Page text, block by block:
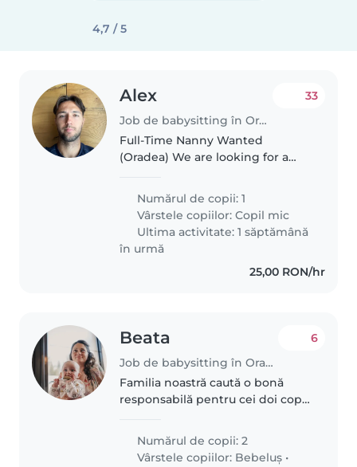
4,7 / 5
Alex
Job de babysitting în Oradea
33
Full-Time Nanny Wanted
(Oradea) We are looking for a
nanny for our 1.8-year-old
daughter. Schedule: * Monday to
Friday * 9:00 AM – 5:00 PM
Salary:..
Numărul de copii: 1
Vârstele copiilor:Copil mic
Ultima activitate: 1 săptămână
în urmă
25,00 RON/hr
Beata
Job de babysitting în Oradea
6
Familia noastră caută o bonă
responsabilă pentru cei doi copii
in Septembrie) energica și
Numărul de copii: 2
Vârstele copiilor: Bebeluș •